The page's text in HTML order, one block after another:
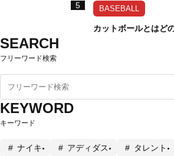
5
BASEBALL
カットボールとはど
SEARCH
フリーワード検索
KEYWORD
キーワード
ナイキ アディダス タレント